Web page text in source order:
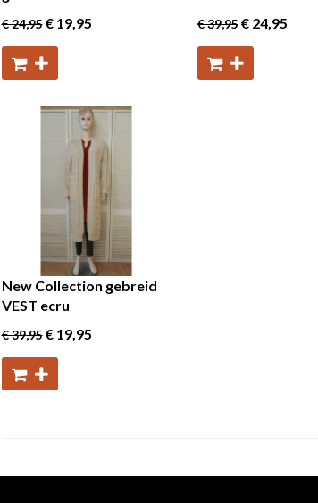
€ 24,95€ 19,95 € 39,95€ 24,95
New Collection gebreid
VEST ecru
€ 39,95€ 19,95